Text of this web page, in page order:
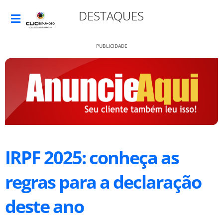
DESTAQUES
PUBLICIDADE
IRPF 2025: conheça as
regras para a declaração
deste ano